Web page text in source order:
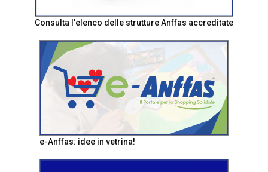
Consulta l'elenco delle strutture Anffas accreditate
e-Anffas: idee in vetrina!